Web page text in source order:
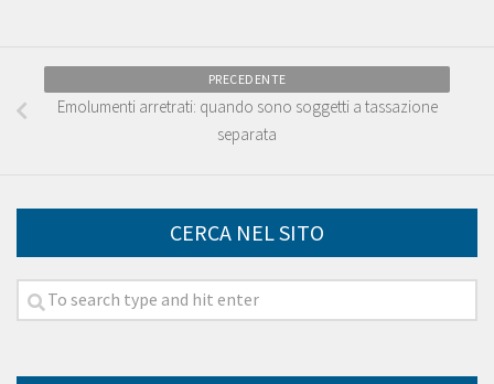
PRECEDENTE
Emolumenti arretrati: quando sono soggetti a tassazione
separata
CERCA NEL SITO